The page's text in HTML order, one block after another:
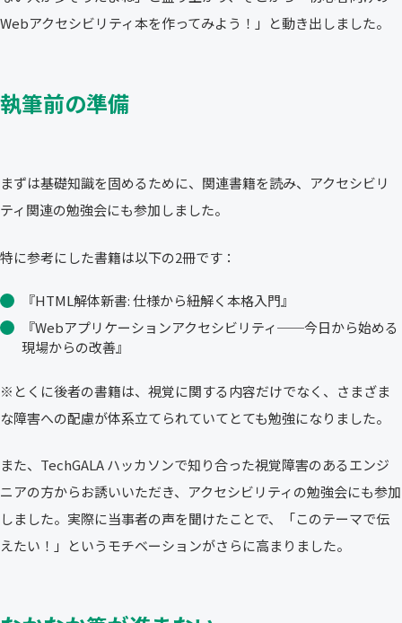
Webアクセシビリティ本を作ってみよう！」と動き出しました。
執筆前の準備
まずは基礎知識を固めるために、関連書籍を読み、アクセシビリ
ティ関連の勉強会にも参加しました。
特に参考にした書籍は以下の2冊です：
『HTML解体新書: 仕様から紐解く本格入門』
『Webアプリケーションアクセシビリティ──今日から始める
現場からの改善』
※とくに後者の書籍は、視覚に関する内容だけでなく、さまざま
な障害への配慮が体系立てられていてとても勉強になりました。
また、TechGALA ハッカソンで知り合った視覚障害のあるエンジ
ニアの方からお誘いいただき、アクセシビリティの勉強会にも参加
しました。実際に当事者の声を聞けたことで、「このテーマで伝
えたい！」というモチベーションがさらに高まりました。